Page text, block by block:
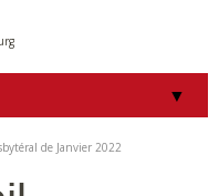
de Janvier 2022